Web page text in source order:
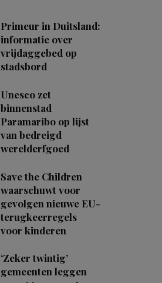
Primeur in Duitsland:
informatie over
vrijdaggebed op
stadsbord
Unesco zet
binnenstad
Paramaribo op lijst
van bedreigd
werelderfgoed
Save the Children
waarschuwt voor
gevolgen nieuwe EU-
terugkeerregels
voor kinderen
‘Zeker twintig’
gemeenten leggen